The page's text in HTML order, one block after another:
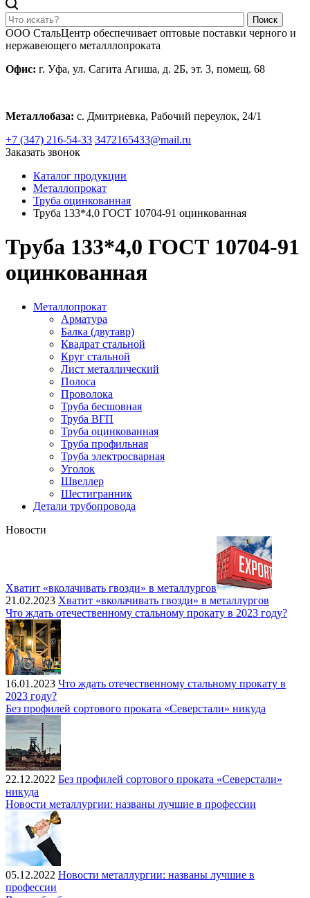
Поиск
ООО СтальЦентр обеспечивает оптовые поставки черного и
нержавеющего металллопроката
Офис: г. Уфа, ул. Сагита Агиша, д. 2Б, эт. 3, помещ. 68
Металлобаза: с. Дмитриевка, Рабочий переулок, 24/1
+7 (347) 216-54-33 3472165433@mail.ru
Заказать звонок
Каталог продукции
Металлопрокат
Труба оцинкованная
Труба 133*4,0 ГОСТ 10704-91 оцинкованная
Труба 133*4,0 ГОСТ 10704-91
оцинкованная
Металлопрокат
Арматура
Балка (двутавр)
Квадрат стальной
Круг стальной
Лист металлический
Полоса
Проволока
Труба бесшовная
Труба ВГП
Труба оцинкованная
Труба профильная
Труба электросварная
Уголок
Швеллер
Шестигранник
Детали трубопровода
Новости
Хватит «вколачивать гвозди» в металлургов
21.02.2023 Хватит «вколачивать гвозди» в металлургов
Что ждать отечественному стальному прокату в 2023 году?
16.01.2023 Что ждать отечественному стальному прокату в
2023 году?
Без профилей сортового проката «Северстали» никуда
22.12.2022 Без профилей сортового проката «Северстали»
никуда
Новости металлургии: названы лучшие в профессии
05.12.2022 Новости металлургии: названы лучшие в
профессии